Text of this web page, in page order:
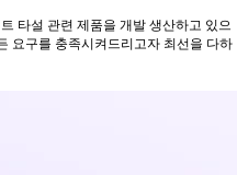
타설 관련 제품을 개발 생산하고 있으
요구를 충족시켜드리고자 최선을 다하